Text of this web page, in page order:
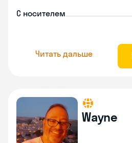
С носителем
Читать дальше
Wayne